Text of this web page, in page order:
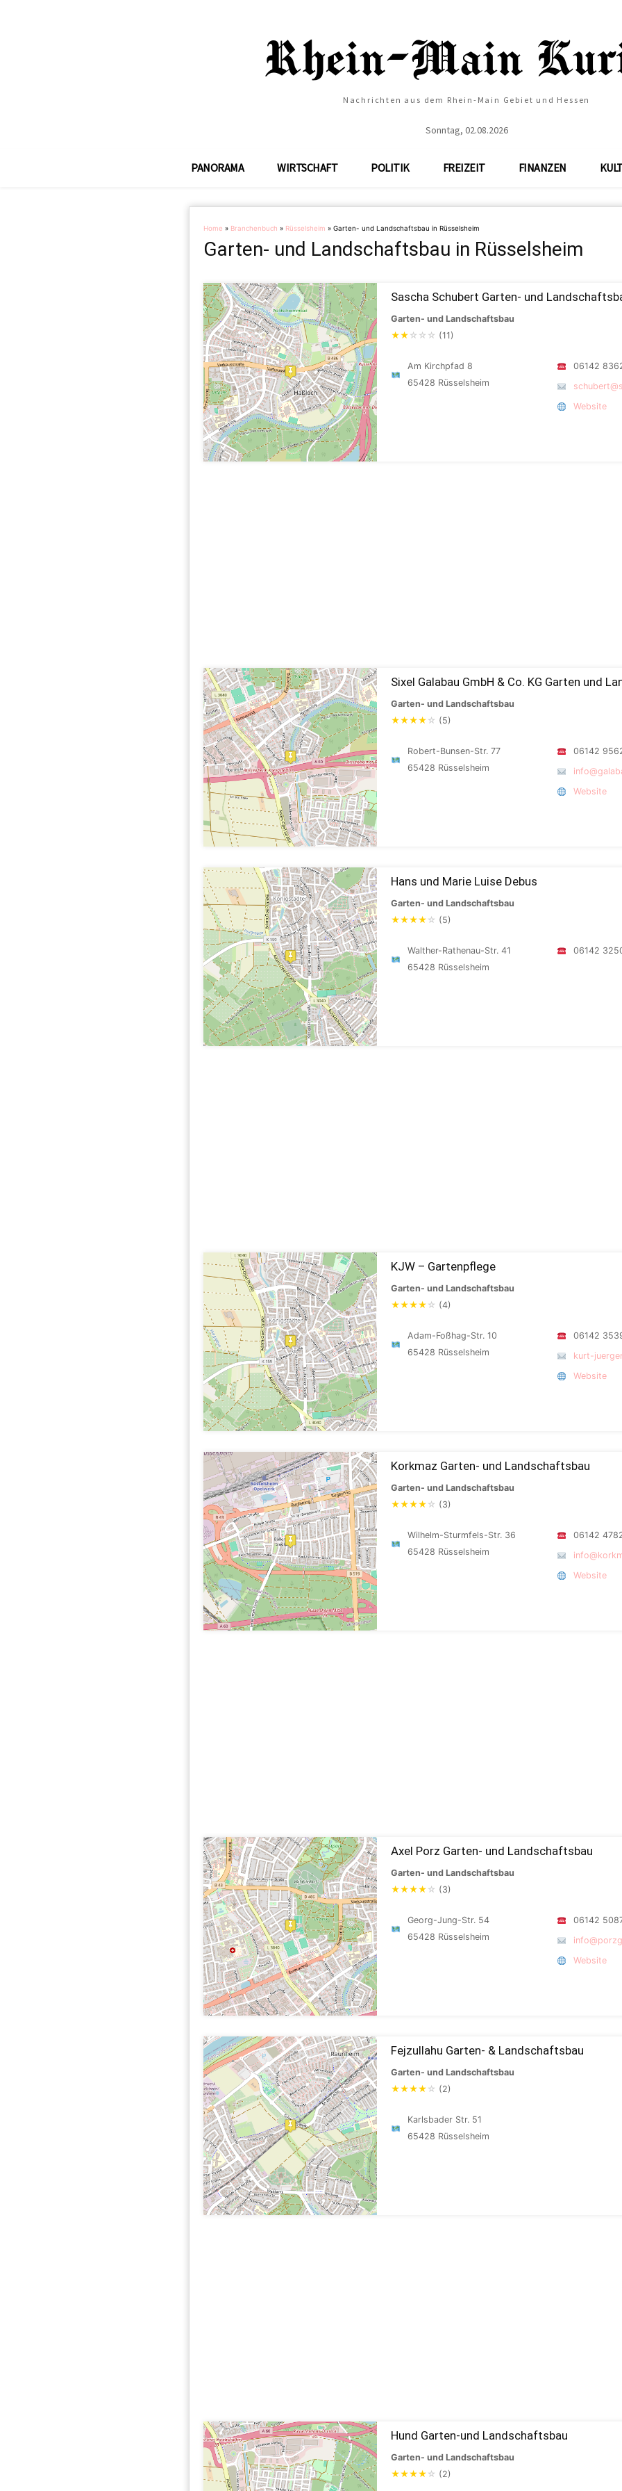
Nachrichten aus dem Rhein-Main Gebiet und Hessen
Sonntag, 02.08.2026
PANORAMA WIRTSCHAFT POLITIK FREIZEIT FINANZEN
Home » Branchenbuch » Rüsselsheim » Garten- und Landschaftsbau in Rüsselsheim
Garten- und Landschaftsbau in Rüsselsheim
Sascha Schubert Garten- und
Garten- und Landschaftsbau
★★ ☆ ☆ ☆ (11)
Am Kirchpfad 8
65428 Rüsselsheim
06142
Website
Sixel Galabau GmbH & Co. KG Garten und
Garten- und Landschaftsbau
★★★★ ☆ (5)
Robert-Bunsen-Str. 77
65428 Rüsselsheim
06142
Website
Hans und Marie Luise Debus
Garten- und Landschaftsbau
★★★★ ☆ (5)
Walther-Rathenau-Str. 41
65428 Rüsselsheim
06142
KJW – Gartenpflege
Garten- und Landschaftsbau
★★★★ ☆ (4)
Adam-Foßhag-Str. 10
65428 Rüsselsheim
06142
kurt-
Website
Korkmaz Garten- und Landschaftsbau
Garten- und Landschaftsbau
★★★★ ☆ (3)
Wilhelm-Sturmfels-Str. 36
65428 Rüsselsheim
06142
Website
Axel Porz Garten- und Landschaftsbau
Garten- und Landschaftsbau
★★★★ ☆ (3)
Georg-Jung-Str. 54
65428 Rüsselsheim
06142
Website
Fejzullahu Garten- & Landschaftsbau
Garten- und Landschaftsbau
★★★★ ☆ (2)
Karlsbader Str. 51
65428 Rüsselsheim
Hund Garten-und Landschaftsbau
Garten- und Landschaftsbau
★★★★ ☆ (2)